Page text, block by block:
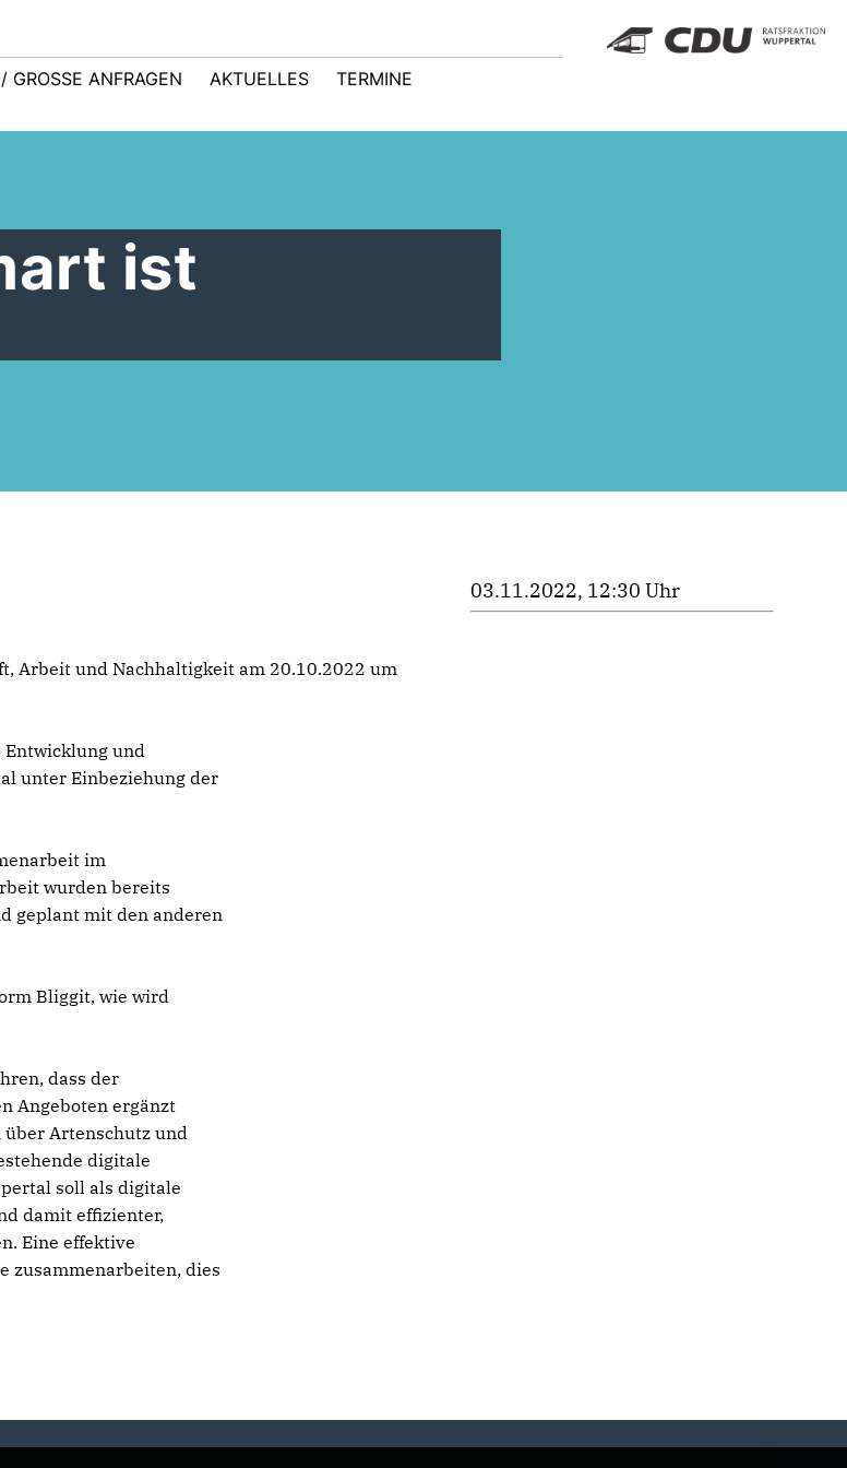
ANFRAGEN AKTUELLES TERMINE
ist
Arbeit und Nachhaltigkeit am 20.10.2022 um
Entwicklung und
unter Einbeziehung der
im
wurden bereits
geplant mit den anderen
Bliggit, wie wird
dass der
Angeboten ergänzt
Artenschutz und
digitale
soll als digitale
damit effizienter,
Eine effektive
zusammenarbeiten, dies
03.11.2022, 12:30 Uhr